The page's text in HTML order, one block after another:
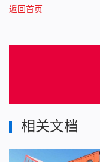
返回首页
相关文档